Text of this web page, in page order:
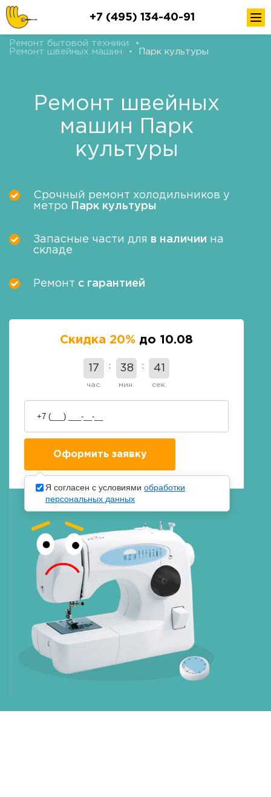
+7 (495) 134-40-91
Ремонт бытовой техники
•
Ремонт швейных машин
• Парк культуры
Ремонт швейных
машин Парк
культуры
Срочный ремонт холодильников у
метро
Парк культуры
Запасные части для в наличии на
складе
Ремонт с гарантией
Скидка 20% до 10.08
17
час.
38
мин.
39
сек.
Я согласен с условиями обработки
персональных данных